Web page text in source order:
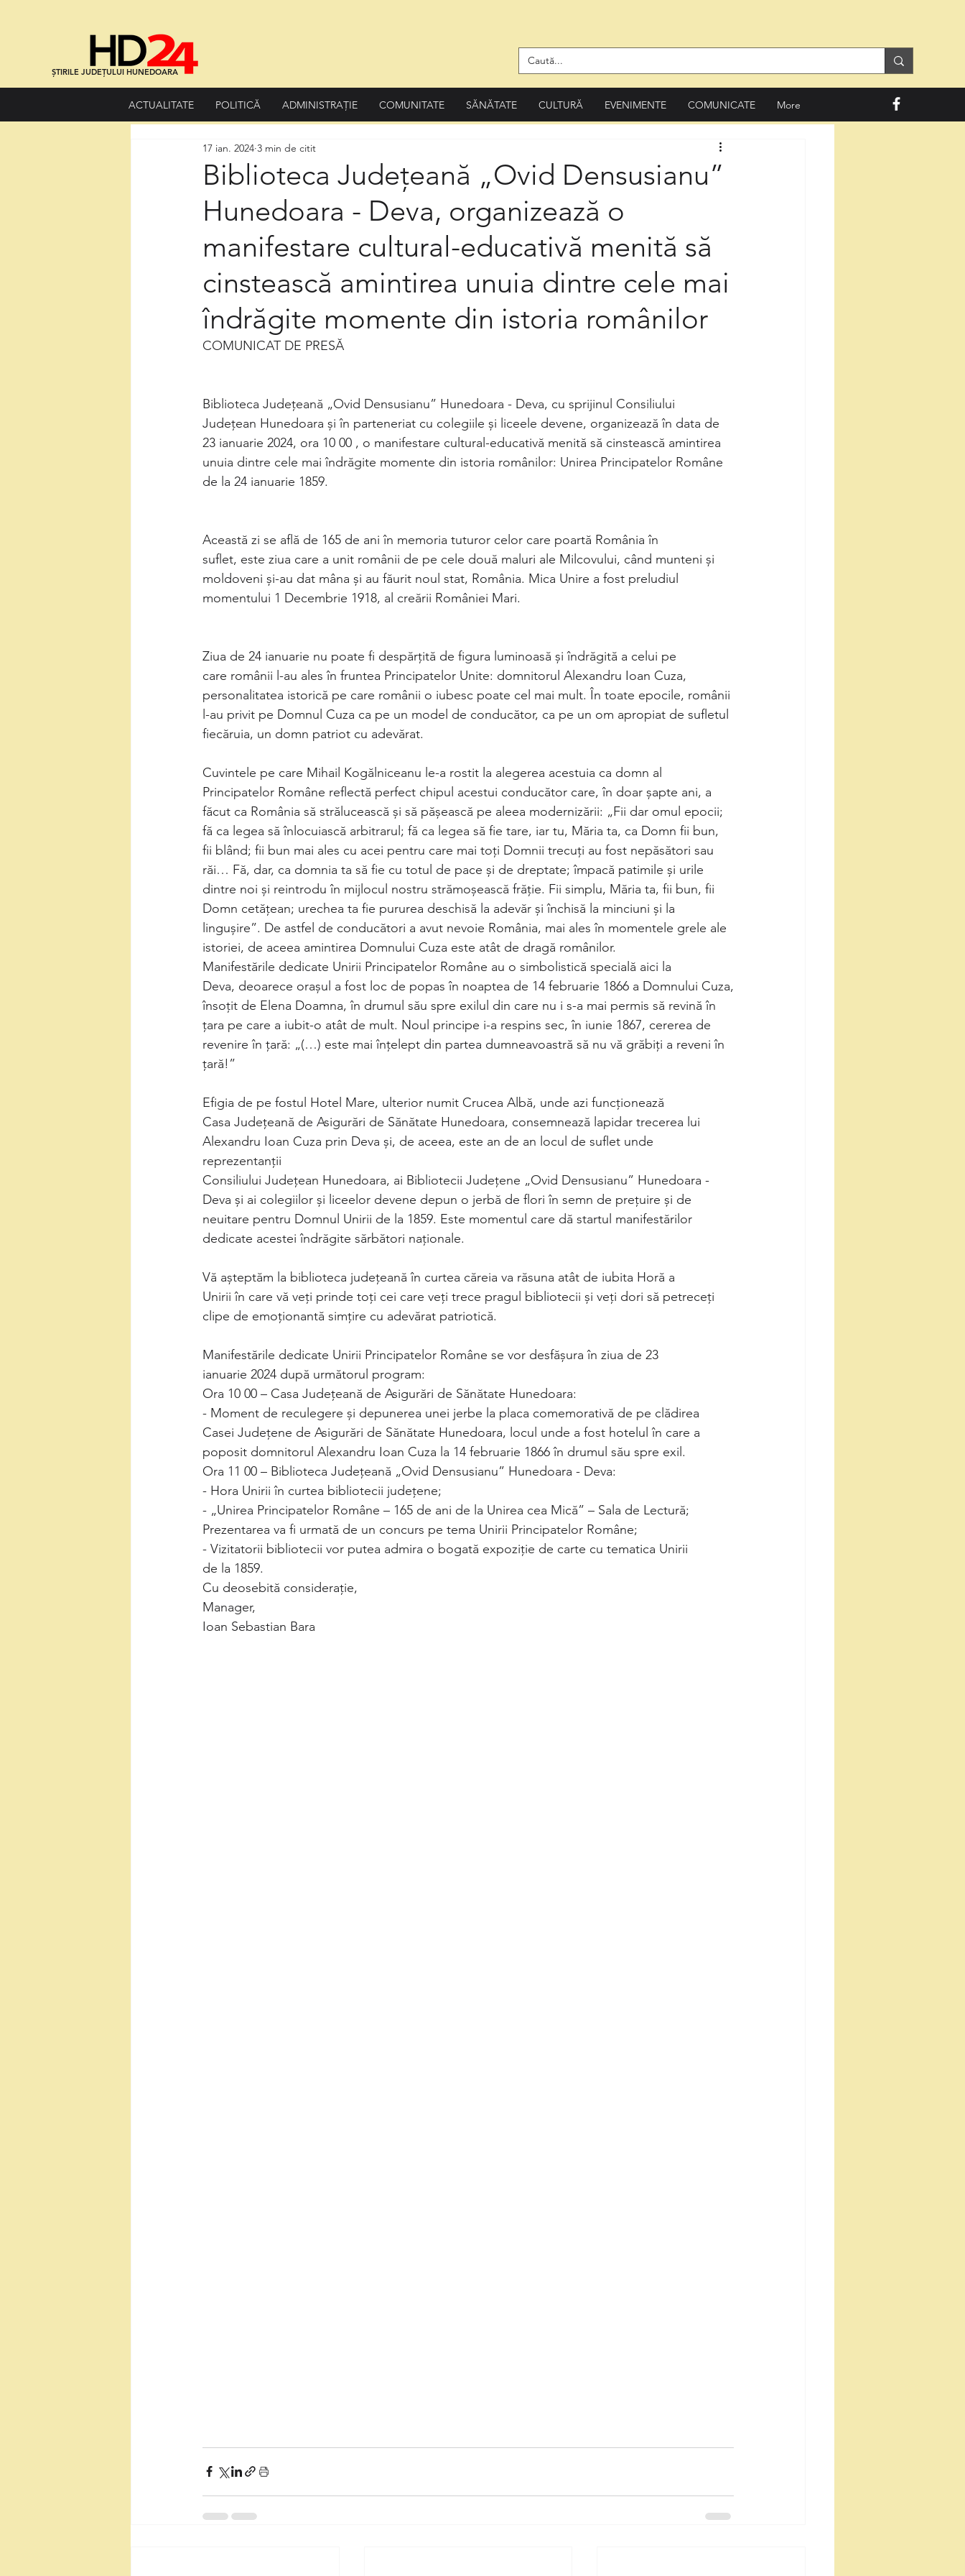
ȘTIRILE JUDEȚULUI HUNEDOARA
ACTUALITATE POLITICĂ ADMINISTRAȚIE COMUNITATE SĂNĂTATE CULTURĂ EVENIMENTE COMUNICATE More
Biblioteca Județeană „Ovid Densusianu”
Hunedoara - Deva, organizează o
manifestare cultural-educativă menită să
cinstească amintirea unuia dintre cele mai
îndrăgite momente din istoria românilor
17 ian. 2024 3 min de citit
COMUNICAT DE PRESĂ
Biblioteca Județeană „Ovid Densusianu” Hunedoara - Deva, cu sprijinul Consiliului
Județean Hunedoara și în parteneriat cu colegiile și liceele devene, organizează în data de
23 ianuarie 2024, ora 10 00 , o manifestare cultural-educativă menită să cinstească amintirea
unuia dintre cele mai îndrăgite momente din istoria românilor: Unirea Principatelor Române
de la 24 ianuarie 1859.
Această zi se află de 165 de ani în memoria tuturor celor care poartă România în
suflet, este ziua care a unit românii de pe cele două maluri ale Milcovului, când munteni și
moldoveni și-au dat mâna și au făurit noul stat, România. Mica Unire a fost preludiul
momentului 1 Decembrie 1918, al creării României Mari.
Ziua de 24 ianuarie nu poate fi despărțită de figura luminoasă și îndrăgită a celui pe
care românii l-au ales în fruntea Principatelor Unite: domnitorul Alexandru Ioan Cuza,
personalitatea istorică pe care românii o iubesc poate cel mai mult. În toate epocile, românii
l-au privit pe Domnul Cuza ca pe un model de conducător, ca pe un om apropiat de sufletul
fiecăruia, un domn patriot cu adevărat.
Cuvintele pe care Mihail Kogălniceanu le-a rostit la alegerea acestuia ca domn al
Principatelor Române reflectă perfect chipul acestui conducător care, în doar șapte ani, a
făcut ca România să strălucească și să pășească pe aleea modernizării: „Fii dar omul epocii;
fă ca legea să înlocuiască arbitrarul; fă ca legea să fie tare, iar tu, Măria ta, ca Domn fii bun,
fii blând; fii bun mai ales cu acei pentru care mai toţi Domnii trecuţi au fost nepăsători sau
răi… Fă, dar, ca domnia ta să fie cu totul de pace şi de dreptate; împacă patimile şi urile
dintre noi şi reintrodu în mijlocul nostru strămoşească frăţie. Fii simplu, Măria ta, fii bun, fii
Domn cetăţean; urechea ta fie pururea deschisă la adevăr şi închisă la minciuni şi la
linguşire”. De astfel de conducători a avut nevoie România, mai ales în momentele grele ale
istoriei, de aceea amintirea Domnului Cuza este atât de dragă românilor.
Manifestările dedicate Unirii Principatelor Române au o simbolistică specială aici la
Deva, deoarece orașul a fost loc de popas în noaptea de 14 februarie 1866 a Domnului Cuza,
însoțit de Elena Doamna, în drumul său spre exilul din care nu i s-a mai permis să revină în
țara pe care a iubit-o atât de mult. Noul principe i-a respins sec, în iunie 1867, cererea de
revenire în țară: „(…) este mai înțelept din partea dumneavoastră să nu vă grăbiți a reveni în
țară!”
Efigia de pe fostul Hotel Mare, ulterior numit Crucea Albă, unde azi funcționează
Casa Județeană de Asigurări de Sănătate Hunedoara, consemnează lapidar trecerea lui
Alexandru Ioan Cuza prin Deva și, de aceea, este an de an locul de suflet unde
reprezentanții
Consiliului Județean Hunedoara, ai Bibliotecii Județene „Ovid Densusianu” Hunedoara -
Deva și ai colegiilor și liceelor devene depun o jerbă de flori în semn de prețuire și de
neuitare pentru Domnul Unirii de la 1859. Este momentul care dă startul manifestărilor
dedicate acestei îndrăgite sărbători naționale.
Vă așteptăm la biblioteca județeană în curtea căreia va răsuna atât de iubita Horă a
Unirii în care vă veți prinde toți cei care veți trece pragul bibliotecii și veți dori să petreceți
clipe de emoționantă simțire cu adevărat patriotică.
Manifestările dedicate Unirii Principatelor Române se vor desfășura în ziua de 23
ianuarie 2024 după următorul program:
Ora 10 00 – Casa Județeană de Asigurări de Sănătate Hunedoara:
- Moment de reculegere și depunerea unei jerbe la placa comemorativă de pe clădirea
Casei Județene de Asigurări de Sănătate Hunedoara, locul unde a fost hotelul în care a
poposit domnitorul Alexandru Ioan Cuza la 14 februarie 1866 în drumul său spre exil.
Ora 11 00 – Biblioteca Județeană „Ovid Densusianu” Hunedoara - Deva:
- Hora Unirii în curtea bibliotecii județene;
- „Unirea Principatelor Române – 165 de ani de la Unirea cea Mică” – Sala de Lectură;
Prezentarea va fi urmată de un concurs pe tema Unirii Principatelor Române;
- Vizitatorii bibliotecii vor putea admira o bogată expoziție de carte cu tematica Unirii
de la 1859.
Cu deosebită considerație,
Manager,
Ioan Sebastian Bara